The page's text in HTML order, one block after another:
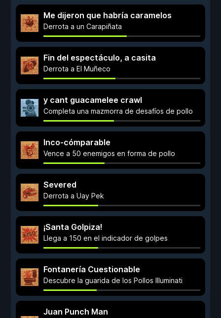
Me dijeron que habría caramelos
Derrota a un Carapiñata
Fin del espectáculo, a casita
Derrota a El Muñeco
y cant guacamelee crawl
Completa una mazmorra de desafíos de pollo
Inco-cómparable
Vence a 50 enemigos en forma de pollo
Severed
Derrota a Uay Pek
¡Santa Golpiza!
Llega a 150 en el indicador de golpes
Fontanería Cuestionable
Descubre la guarida de los Pollos Illuminati
Juan Punch Man